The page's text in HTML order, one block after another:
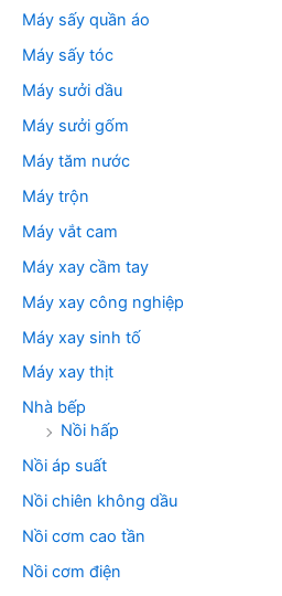
Máy sấy quần áo
Máy sấy tóc
Máy sưởi dầu
Máy sưởi gốm
Máy tăm nước
Máy trộn
Máy vắt cam
Máy xay cầm tay
Máy xay công nghiệp
Máy xay sinh tố
Máy xay thịt
Nhà bếp
Nồi hấp
Nồi áp suất
Nồi chiên không dầu
Nồi cơm cao tần
Nồi cơm điện